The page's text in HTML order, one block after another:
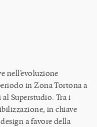
nell’evoluzione
in Zona Tortona a
Superstudio. Tra i
in chiave
a favore della